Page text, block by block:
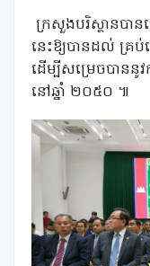
ក្រសួងបរិស្ថានបានប្
នេះឱ្យបានដល់ គ្រប់
ដើម្បីសម្រេចបាននូ
នៅឆ្នាំ ២០៥០ ៕